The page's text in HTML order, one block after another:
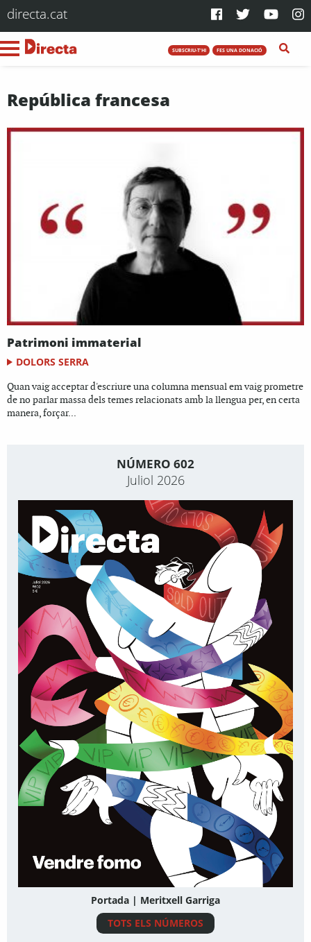
directa.cat
SUBSCRIU-T'HI FES UNA DONACIÓ
República francesa
Patrimoni immaterial
DOLORS SERRA
Quan vaig acceptar d'escriure una columna mensual em vaig prometre
de no parlar massa dels temes relacionats amb la llengua per, en certa
manera, forçar...
NÚMERO 602
Juliol 2026
Portada | Meritxell Garriga
TOTS ELS NÚMEROS